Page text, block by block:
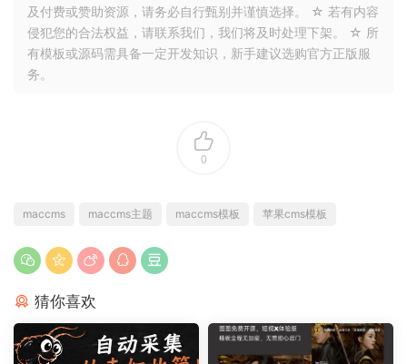
及付费或赞助资源，请务必自行甄别并谨慎选择。 ☆ 若有内容
侵犯您的合法权益，请联系我们，我们将及时处理下架。 ☆ 所
有模板或源码需具备一定开发知识，新手建议选购官方正版服
务。
0
maccms maccms主题 maccms模板 苹果cms模板
猜你喜欢